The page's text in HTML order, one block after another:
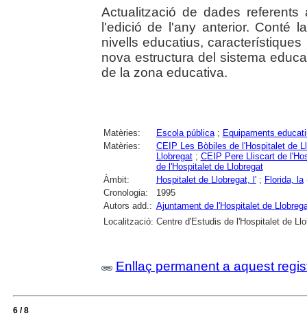
Actualització de dades
l'edició de l'any anterior. Conté
nivells educatius,
nova estructura del sistema
de la zona educativa.
Matèries: Escola pública; Equipaments
Matèries:
CEIP Les Bòbiles de l'Hospitalet de
Llobregat; CEIP Pere Lliscart de
de l'Hospitalet de Llobregat
Àmbit:
Hospitalet de Llobregat, l'; Florida, la
Cronologia:
1995
Autors add.: Ajuntament de l'Hospitalet de
Localització: Centre d'Estudis de l'Hospitalet de
Enllaç permanent a aquest
6 / 8